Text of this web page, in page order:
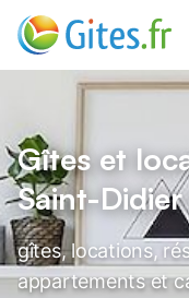
Gîtes et
Saint-
gîtes, locations,
appartements et